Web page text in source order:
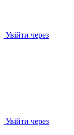
Увійти через
Увійти через